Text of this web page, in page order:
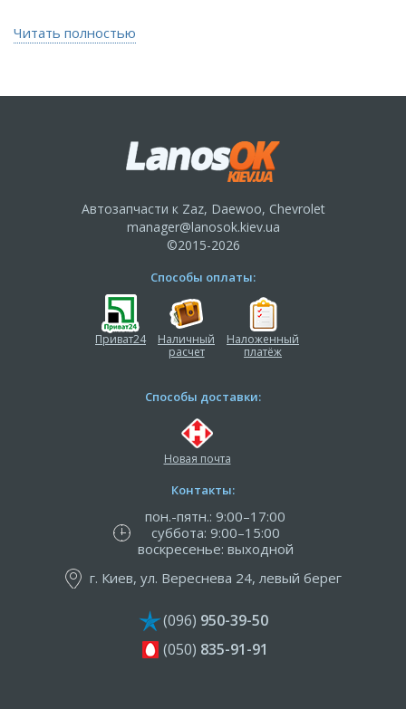
Читать полностью
Автозапчасти к Zaz, Daewoo, Chevrolet
manager@lanosok.kiev.ua
©2015-2026
Способы оплаты:
Приват24
Наличный
расчет
Наложенный
платёж
Способы доставки:
Новая почта
Контакты:
пон.-пятн.: 9:00–17:00
суббота: 9:00–15:00
воскресенье: выходной
г. Киев, ул. Вереснева 24, левый берег
(096) 950-39-50
(050) 835-91-91